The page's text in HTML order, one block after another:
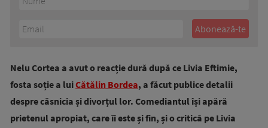
Nelu Cortea a avut o reacție dură după ce Livia Eftimie,
fosta soție a luiCătălin Bordea, a făcut publice detalii
despre căsnicia și divorțul lor. Comediantul își apără
prietenul apropiat, care îi este și fin, și o critică pe Livia